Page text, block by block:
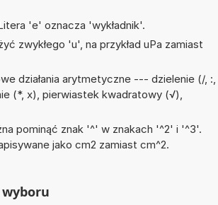
'e' oznacza 'wykładnik'.
zwykłego 'u', na przykład uPa zamiast
działania arytmetyczne --- dzielenie (/, :,
(*, x), pierwiastek kwadratowy (√),
pominąć znak '^' w znakach '^2' i '^3'.
jako cm2 zamiast cm^2.